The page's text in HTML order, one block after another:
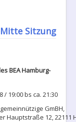
Sitzung
BEA Hamburg-
/ 19:00 bs ca. 21:30
GmBH,
Hauptstraße 12, 22111